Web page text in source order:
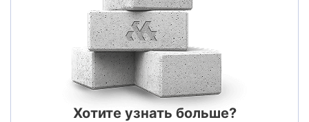
Хотите узнать больше?